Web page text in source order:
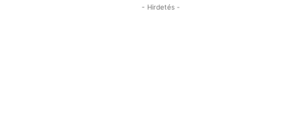
- Hirdetés -